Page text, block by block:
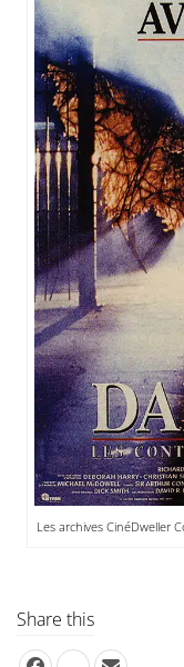
Les archives CinéDweller
Share this